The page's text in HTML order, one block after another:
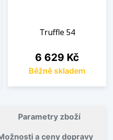
Truffle 54
Cena
6 629 Kč
Běžně skladem
Parametry zboží
a ceny dopravy